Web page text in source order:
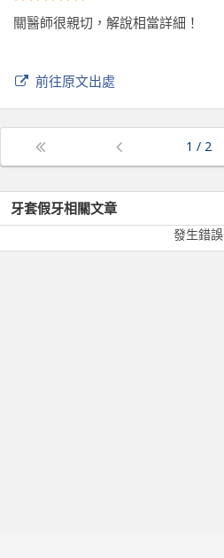
關醫師很親切，解說相當詳細！
前往原文出處
1 / 2
牙套假牙相關文章
發生錯誤